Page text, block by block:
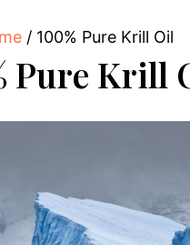
/ 100% Pure Krill Oil
Pure Krill